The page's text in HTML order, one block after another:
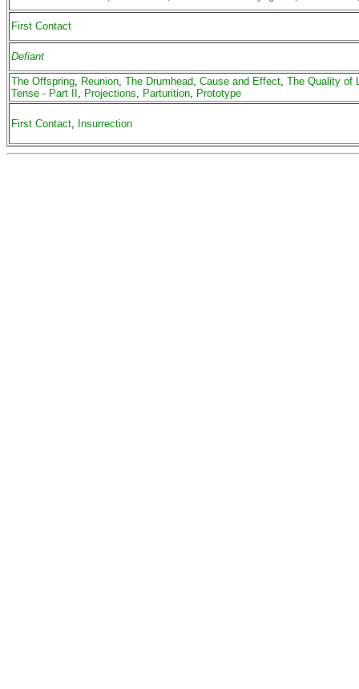
First Contact
Defiant
The Offspring, Reunion, The Drumhead, Cause and Effect, The Quality of
Tense - Part II , Projections, Parturition, Prototype
First Contact, Insurrection